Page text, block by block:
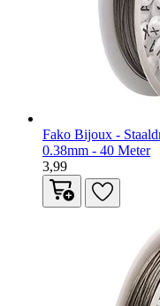
Fako Bijoux -
0.38mm - 40 Meter
3,99